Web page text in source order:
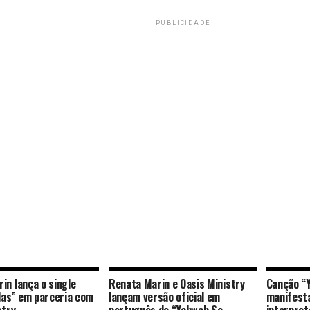
PUBLICIDADE
lança o single
em parceria com
Renata Marin e Oasis Ministry
lançam versão oficial em
Canção